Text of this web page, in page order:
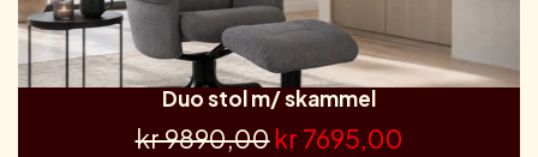
Duo stol m/ skammel
kr 9890,00 kr 7695,00